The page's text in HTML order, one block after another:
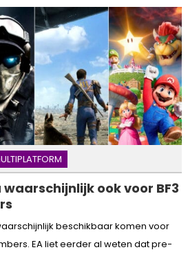
ook voor BF3
beschikbaar komen voor
EA liet eerder al weten dat pre-